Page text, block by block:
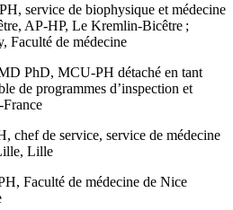
service de biophysique et médecine
AP-HP, Le Kremlin-Bicêtre ;
Faculté de médecine
PhD, MCU-PH détaché en tant
de programmes d’inspection et
France
chef de service, service de médecine
Lille
Faculté de médecine de Nice